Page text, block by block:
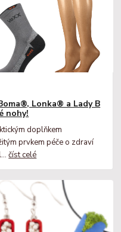
Lonka® a Lady B
nohy!
doplňkem
prvkem péče o zdraví
číst celé